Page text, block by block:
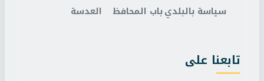
سياسة بالبلديباب المحافظ
العدسة
تابعنا على